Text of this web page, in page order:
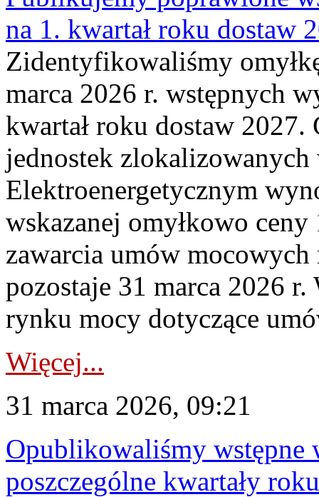
na 1. kwartał roku dostaw
Zidentyfikowaliśmy
marca 2026 r. wstępnych
kwartał roku dostaw
jednostek
Elektroenergetycznym
wskazanej omyłkowo
zawarcia umów
pozostaje 31 marca 2026
rynku mocy dotyczące
Więcej...
31 marca 2026, 09:21
Opublikowaliśmy
poszczególne kwartały